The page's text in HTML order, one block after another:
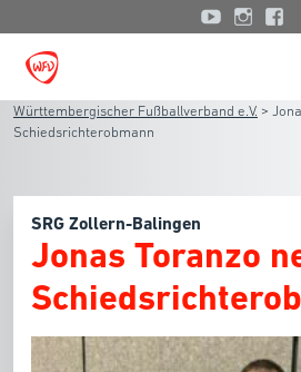
Württembergischer Fußballverband e.V. >
Schiedsrichterobmann
SRG Zollern-Balingen
Jonas Toranzo